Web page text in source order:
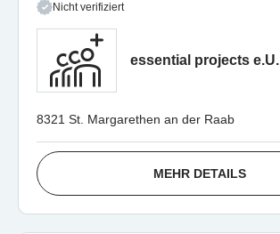
Nicht verifiziert
essential projects e.U.
8321 St. Margarethen an der Raab
MEHR DETAILS